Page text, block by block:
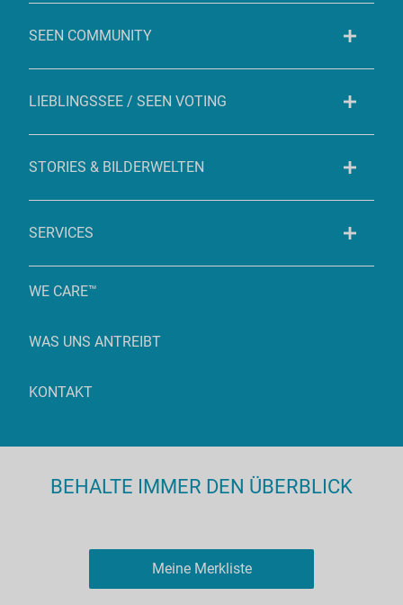
SEEN COMMUNITY
LIEBLINGSSEE / SEEN VOTING
STORIES & BILDERWELTEN
SERVICES
WE CARE™
WAS UNS ANTREIBT
KONTAKT
BEHALTE IMMER DEN ÜBERBLICK
Meine Merkliste